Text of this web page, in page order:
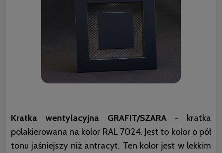
Kratka wentylacyjna GRAFIT/SZARA - kratka
polakierowana na kolor RAL 7024. Jest to kolor o pół
tonu jaśniejszy niż antracyt. Ten kolor jest w lekkim